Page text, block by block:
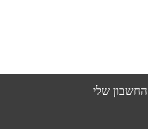
החשבון שלי